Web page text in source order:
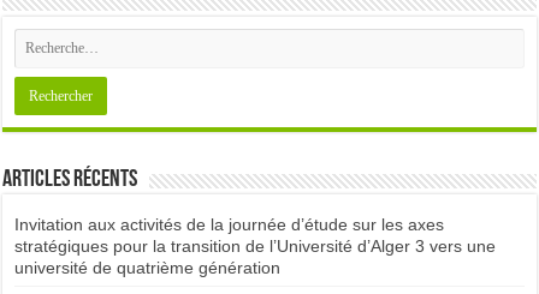
Articles récents
Invitation aux activités de la journée d’étude sur les axes
stratégiques pour la transition de l’Université d’Alger 3 vers une
université de quatrième génération